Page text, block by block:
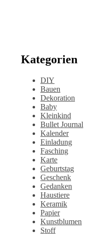
Kategorien
DIY
Bauen
Dekoration
Baby
Kleinkind
Bullet Journal
Kalender
Einladung
Fasching
Karte
Geburtstag
Geschenk
Gedanken
Haustiere
Keramik
Papier
Kunstblumen
Stoff